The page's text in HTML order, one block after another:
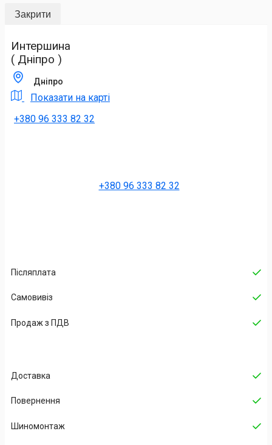
Закрити
Интершина
( Дніпро )
Дніпро
Показати на карті
+380 96 333 82 32
+380 96 333 82 32
Післяплата
Самовивіз
Продаж з ПДВ
Доставка
Повернення
Шиномонтаж